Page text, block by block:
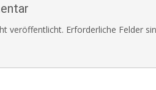
veröffentlicht. Erforderliche Felder